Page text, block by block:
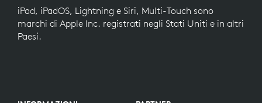
iPad, iPadOS, Lightning e Siri, Multi-Touch sono
marchi di Apple Inc. registrati negli Stati Uniti e in altri
Paesi.